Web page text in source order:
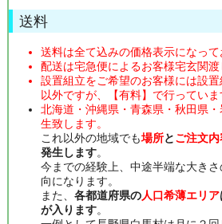
送料
送料は全て込みの価格表示になって
配送は宅急便によるお客様宅玄関渡
設置組立をご希望のお客様には設
以外ですが、【有料】で行っていま
北海道・沖縄県・青森県・秋田県
生致します。
これ以外の地域でも場所とご注文内
発生します。
今までの経験上、中途半端な大き
向になります。
また、 各都道府県の人口希薄エリア
が入ります。